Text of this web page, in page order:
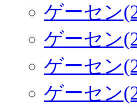
ゲーセン
ゲーセン
ゲーセン
ゲーセン